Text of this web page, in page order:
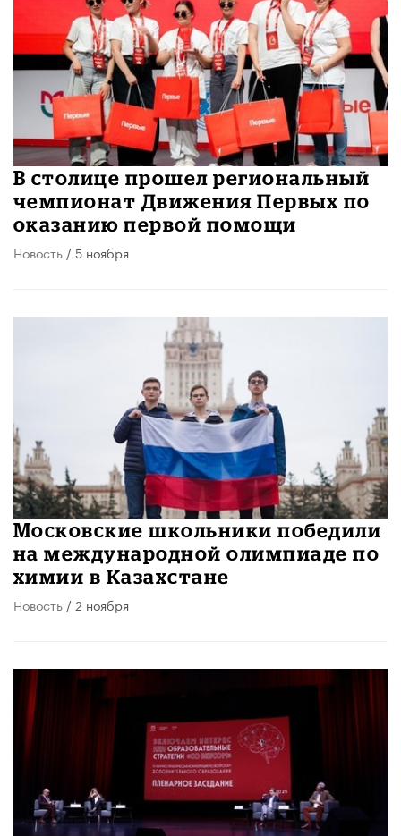
В столице прошел региональный
чемпионат Движения Первых по
оказанию первой помощи
Новость / 5 ноября
​Московские школьники победили
на международной олимпиаде по
химии в Казахстане
Новость / 2 ноября